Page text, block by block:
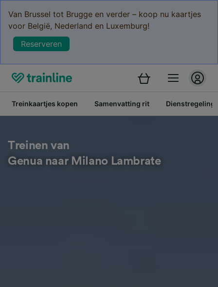
Van Brussel tot Brugge en verder – koop nu kaartjes
voor België, Nederland en Luxemburg!
Reserveren
Treinkaartjes kopen Samenvatting rit Dienstregeling
Treinen van
Genua naar Milano Lambrate